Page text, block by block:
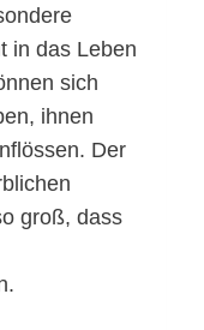
in das Leben
sich
ihnen
Der
groß, dass